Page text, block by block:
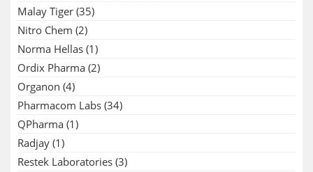
Malay Tiger (35)
Nitro Chem (2)
Norma Hellas (1)
Ordix Pharma (2)
Organon (4)
Pharmacom Labs (34)
QPharma (1)
Radjay (1)
Restek Laboratories (3)